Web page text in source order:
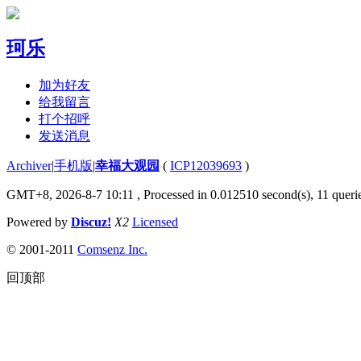
珂乐
加为好友
给我留言
打个招呼
发送消息
Archiver|手机版|幸福大观园 ( ICP12039693 )
GMT+8, 2026-8-7 10:11 , Processed in 0.012510 second(s), 11
Powered by Discuz! X2 Licensed
© 2001-2011 Comsenz Inc.
回顶部